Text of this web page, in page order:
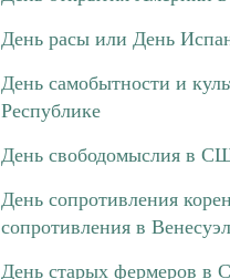
День расы или День
День самобытности и
Республике
День свободомыслия в
День сопротивления
сопротивления в
День старых фермеров